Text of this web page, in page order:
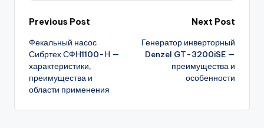
Post
navigation
Previous Post
Фекальный насос
Сибртех СФН1100-Н —
характеристики,
преимущества и
области применения
Next Post
Генератор инверторный
Denzel GT-3200iSE —
преимущества и
особенности